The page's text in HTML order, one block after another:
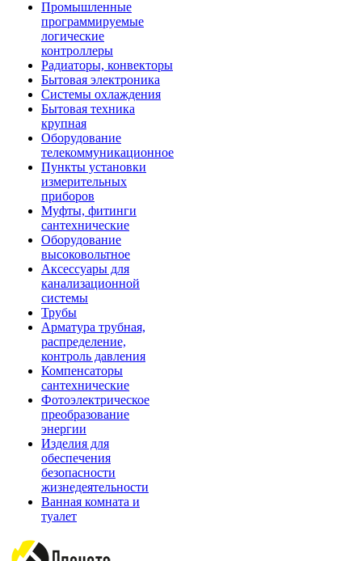
Промышленные
программируемые
логические
контроллеры
Радиаторы, конвекторы
Бытовая электроника
Системы охлаждения
Бытовая техника
крупная
Оборудование
телекоммуникационное
Пункты установки
измерительных
приборов
Муфты, фитинги
сантехнические
Оборудование
высоковольтное
Аксессуары для
канализационной
системы
Трубы
Арматура трубная,
распределение,
контроль давления
Компенсаторы
сантехнические
Фотоэлектрическое
преобразование
энергии
Изделия для
обеспечения
безопасности
жизнедеятельности
Ванная комната и
туалет